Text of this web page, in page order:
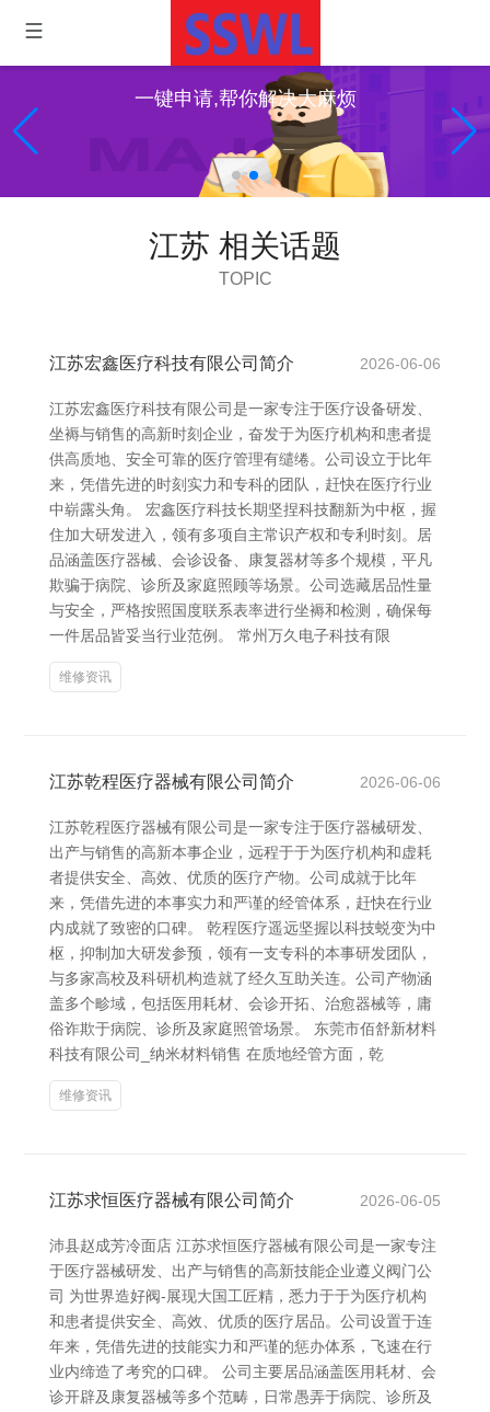
一键申请,帮你解决大麻烦
江苏 相关话题
TOPIC
江苏宏鑫医疗科技有限公司简介 2026-06-06
江苏宏鑫医疗科技有限公司是一家专注于医疗设备研发、
坐褥与销售的高新时刻企业，奋发于为医疗机构和患者提
供高质地、安全可靠的医疗管理有缱绻。公司设立于比年
来，凭借先进的时刻实力和专科的团队，赶快在医疗行业
中崭露头角。 宏鑫医疗科技长期坚捏科技翻新为中枢，握
住加大研发进入，领有多项自主常识产权和专利时刻。居
品涵盖医疗器械、会诊设备、康复器材等多个规模，平凡
欺骗于病院、诊所及家庭照顾等场景。公司选藏居品性量
与安全，严格按照国度联系表率进行坐褥和检测，确保每
一件居品皆妥当行业范例。 常州万久电子科技有限
维修资讯
江苏乾程医疗器械有限公司简介 2026-06-06
江苏乾程医疗器械有限公司是一家专注于医疗器械研发、
出产与销售的高新本事企业，远程于于为医疗机构和虚耗
者提供安全、高效、优质的医疗产物。公司成就于比年
来，凭借先进的本事实力和严谨的经管体系，赶快在行业
内成就了致密的口碑。 乾程医疗遥远坚握以科技蜕变为中
枢，抑制加大研发参预，领有一支专科的本事研发团队，
与多家高校及科研机构造就了经久互助关连。公司产物涵
盖多个畛域，包括医用耗材、会诊开拓、治愈器械等，庸
俗诈欺于病院、诊所及家庭照管场景。 东莞市佰舒新材料
科技有限公司_纳米材料销售 在质地经管方面，乾
维修资讯
江苏求恒医疗器械有限公司简介 2026-06-05
沛县赵成芳冷面店 江苏求恒医疗器械有限公司是一家专注
于医疗器械研发、出产与销售的高新技能企业遵义阀门公
司 为世界造好阀-展现大国工匠精，悉力于于为医疗机构
和患者提供安全、高效、优质的医疗居品。公司设置于连
年来，凭借先进的技能实力和严谨的惩办体系，飞速在行
业内缔造了考究的口碑。 公司主要居品涵盖医用耗材、会
诊开辟及康复器械等多个范畴，日常愚弄于病院、诊所及